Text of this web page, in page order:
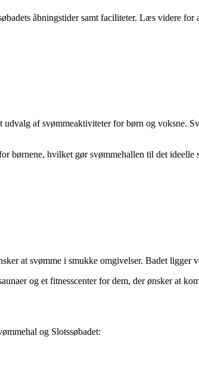
åbningstider samt faciliteter. Læs videre
af svømmeaktiviteter for børn og voksne.
børnene, hvilket gør svømmehallen til det
at svømme i smukke omgivelser. Badet ligger
og et fitnesscenter for dem, der ønsker at
og Slotssøbadet: